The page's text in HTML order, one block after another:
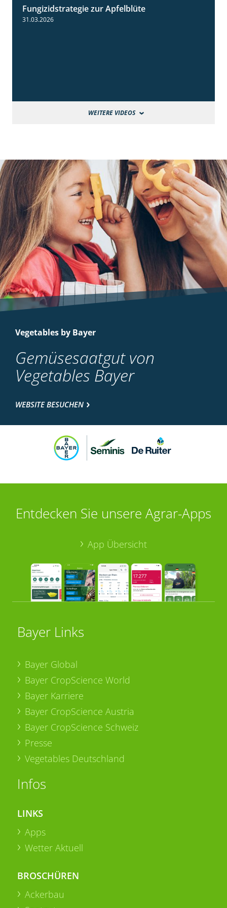
Fungizidstrategie zur Apfelblüte
31.03.2026
WEITERE VIDEOS
Vegetables by Bayer
Gemüsesaatgut von
Vegetables Bayer
WEBSITE BESUCHEN
Entdecken Sie unsere Agrar-Apps
App Übersicht
Bayer Links
Bayer Global
Bayer CropScience World
Bayer Karriere
Bayer CropScience Austria
Bayer CropScience Schweiz
Presse
Vegetables Deutschland
Infos
LINKS
Apps
Wetter Aktuell
BROSCHÜREN
Ackerbau